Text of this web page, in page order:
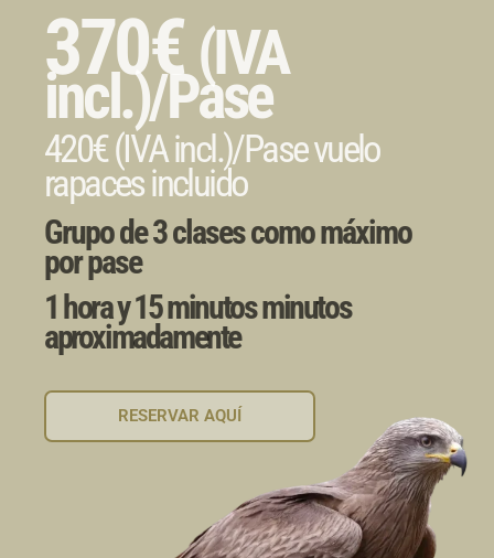
370€ (IVA
incl.)/Pase
420€ (IVA incl.)/Pase vuelo
rapaces incluido
Grupo de 3 clases como máximo
por pase
1 hora y 15 minutos minutos
aproximadamente
RESERVAR AQUÍ